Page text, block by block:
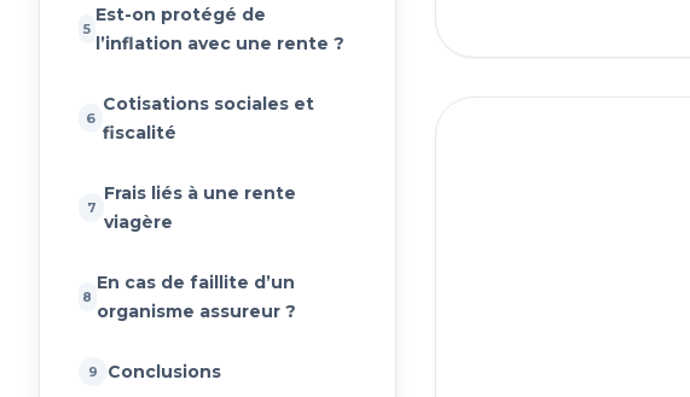
5
Est-on protégé de
l’inflation avec une rente ?
6
Cotisations sociales et
fiscalité
7
Frais liés à une rente
viagère
8
En cas de faillite d’un
organisme assureur ?
9 Conclusions